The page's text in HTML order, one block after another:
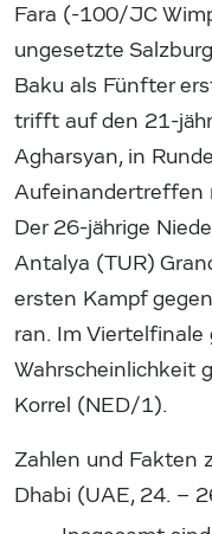
Fara (-100/JC
ungesetzte
Baku als Fünfter
trifft auf den 21-
Agharsyan, in
Aufeinandertreffen
Der 26-jährige
Antalya (TUR)
ersten Kampf
ran. Im
Wahrscheinlichkeit
Korrel (NED/1).
Zahlen und Fakten
Dhabi (UAE, 24. –